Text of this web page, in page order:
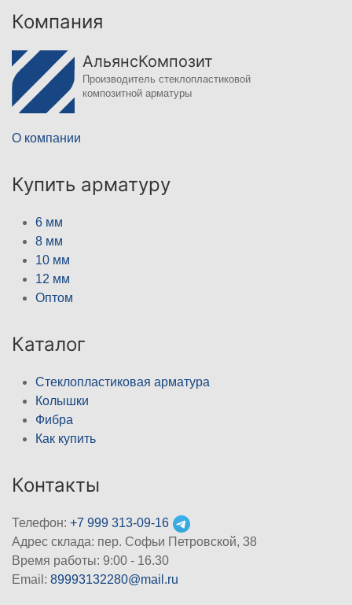
Компания
АльянсКомпозит
Производитель стеклопластиковой
композитной арматуры
О компании
Купить арматуру
6 мм
8 мм
10 мм
12 мм
Оптом
Каталог
Стеклопластиковая арматура
Колышки
Фибра
Как купить
Контакты
Телефон: +7 999 313-09-16
Адрес склада: пер. Софьи Петровской, 38
Время работы: 9:00 - 16.30
Email: 89993132280@mail.ru